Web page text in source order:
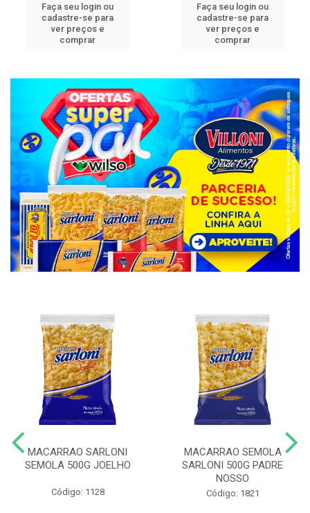
Faça seu login ou
cadastre-se para
ver preços e
comprar
Faça seu login ou
cadastre-se para
ver preços e
comprar
MACARRAO SARLONI
SEMOLA 500G JOELHO
Código: 1128
MACARRAO SEMOLA
SARLONI 500G PADRE
NOSSO
Código: 1821